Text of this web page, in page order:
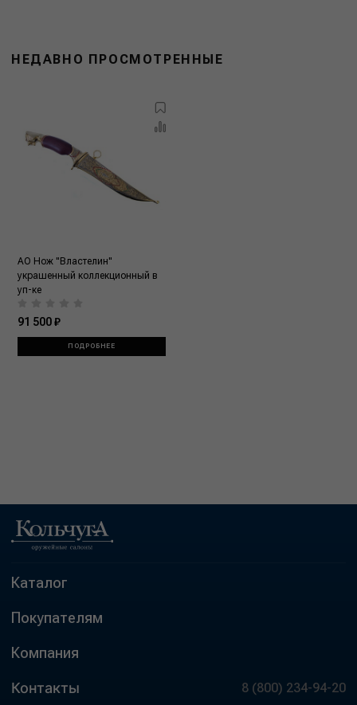
НЕДАВНО ПРОСМОТРЕННЫЕ
АО Нож "Властелин"
украшенный коллекционный в
уп-ке
91 500 ₽
ПОДРОБНЕЕ
Каталог
Покупателям
Компания
Контакты 8 (800) 234-94-20